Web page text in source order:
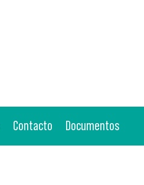
Contacto Documentos